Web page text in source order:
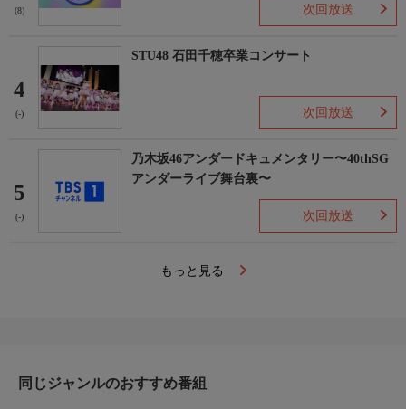
(8) 次回放送
4
(-)
STU48 石田千穂卒業コンサート
次回放送
5
(-)
乃木坂46アンダードキュメンタリー〜40thSG
アンダーライブ舞台裏〜
次回放送
もっと見る
同じジャンルのおすすめ番組